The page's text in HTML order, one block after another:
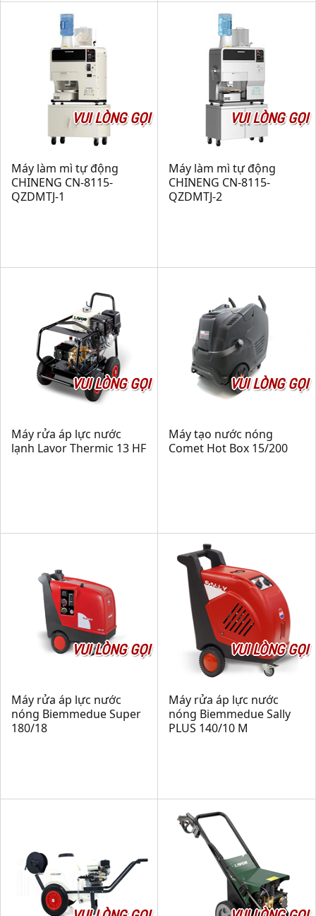
VUI LÒNG GỌI
Máy làm mì tự động
CHINENG CN-8115-
QZDMTJ-1
VUI LÒNG GỌI
Máy làm mì tự động
CHINENG CN-8115-
QZDMTJ-2
VUI LÒNG GỌI
Máy rửa áp lực nước
lạnh Lavor Thermic 13 HF
VUI LÒNG GỌI
Máy tạo nước nóng
Comet Hot Box 15/200
VUI LÒNG GỌI
Máy rửa áp lực nước
nóng Biemmedue Super
180/18
VUI LÒNG GỌI
Máy rửa áp lực nước
nóng Biemmedue Sally
PLUS 140/10 M